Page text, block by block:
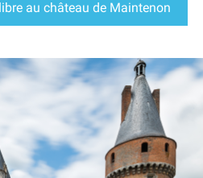
au château de Maintenon